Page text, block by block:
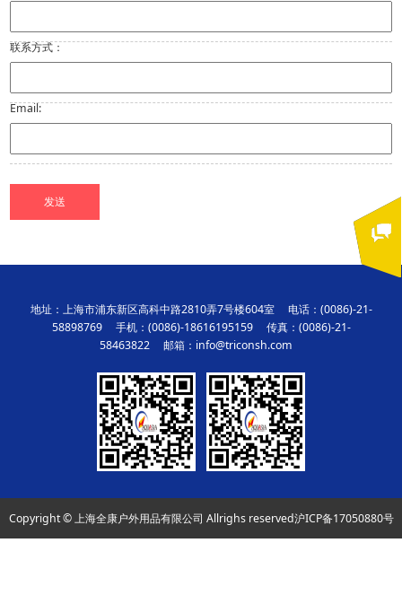
联系方式：
Email:
地址：上海市浦东新区高科中路2810弄7号楼604室 电话：(0086)-21-
58898769 手机：(0086)-18616195159 传真：(0086)-21-
58463822 邮箱：info@triconsh.com
Copyright © 上海全康户外用品有限公司 Allrighs reserved沪ICP备17050880号